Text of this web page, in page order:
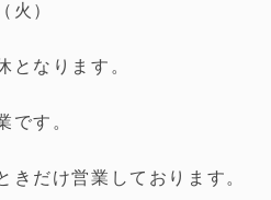
火）
となります。
です。
きだけ営業しております。